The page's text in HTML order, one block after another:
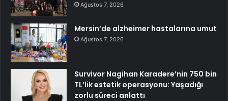
Ağustos 7, 2026
Mersin’de alzheimer hastalarına umut
Ağustos 7, 2026
Survivor Nagihan Karadere’nin 750 bin
TL’lik estetik operasyonu: Yaşadığı
zorlu süreci anlattı